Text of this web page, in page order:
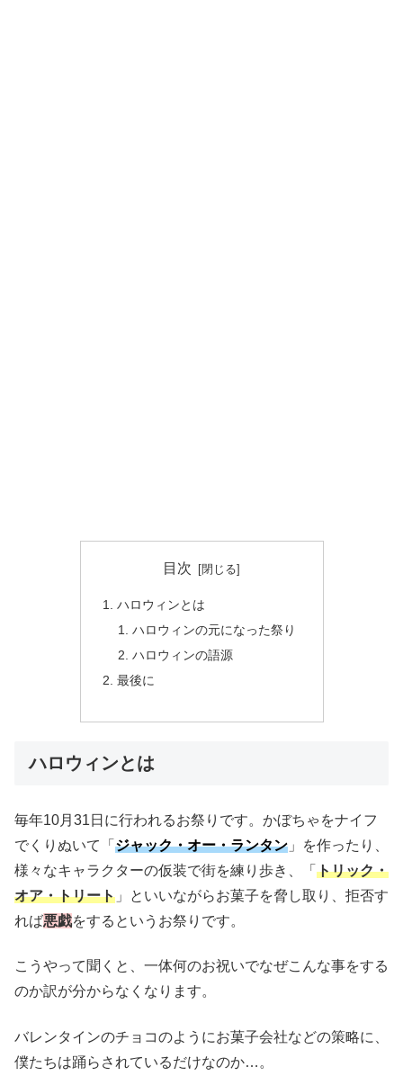
目次
ハロウィンとは
ハロウィンの元になった祭り
ハロウィンの語源
最後に
ハロウィンとは
毎年10月31日に行われるお祭りです。かぼちゃをナイフ
でくりぬいて「 ジャック・オー・ランタン 」を作ったり、
様々なキャラクターの仮装で街を練り歩き、「 トリック・
オア・トリート 」といいながらお菓子を脅し取り、拒否す
れば悪戯をするというお祭りです。
こうやって聞くと、一体何のお祝いでなぜこんな事をする
のか訳が分からなくなります。
バレンタインのチョコのようにお菓子会社などの策略に、
僕たちは踊らされているだけなのか…。